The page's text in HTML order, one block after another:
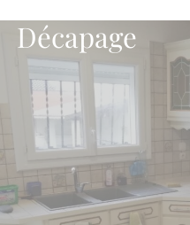
Décapage